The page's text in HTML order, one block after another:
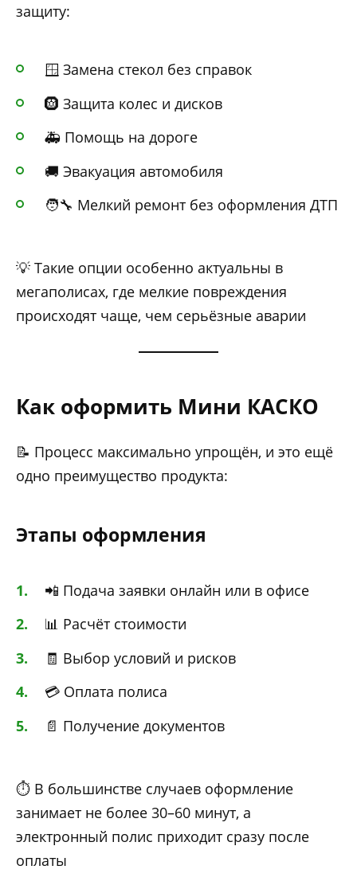
защиту:
🪟 Замена стекол без справок
🛞 Защита колес и дисков
🚑 Помощь на дороге
🚚 Эвакуация автомобиля
🧑‍🔧 Мелкий ремонт без оформления ДТП
💡 Такие опции особенно актуальны в
мегаполисах, где мелкие повреждения
происходят чаще, чем серьёзные аварии
Как оформить Мини КАСКО
📝 Процесс максимально упрощён, и это ещё
одно преимущество продукта:
Этапы оформления
📲 Подача заявки онлайн или в офисе
📊 Расчёт стоимости
🧾 Выбор условий и рисков
💳 Оплата полиса
📄 Получение документов
⏱️ В большинстве случаев оформление
занимает не более 30–60 минут, а
электронный полис приходит сразу после
оплаты